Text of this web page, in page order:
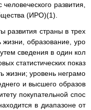
развития,
(ИРО)(1).
развития страны в трех
образование, уро
сведения в один кол
статистических показ
жизни; уровень неграмо
и высшего образов
покупательной спос
в диапазоне от